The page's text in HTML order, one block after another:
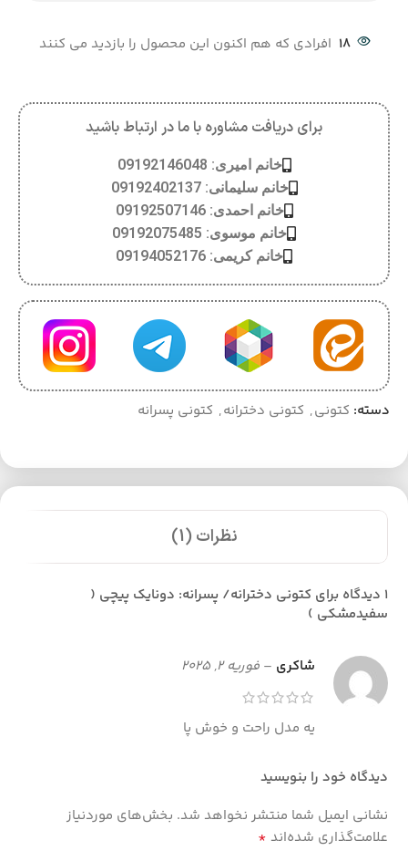
18 افرادی که هم اکنون این محصول را بازدید می کنند
برای دریافت مشاوره با ما در ارتباط باشید
خانم امیری: 09192146048
خانم سلیمانی: 09192402137
خانم احمدی: 09192507146
خانم موسوی: 09192075485
خانم کریمی: 09194052176
دسته: کتونی, کتونی دخترانه, کتونی پسرانه
نظرات (1)
1 دیدگاه برای
کتونی دخترانه/ پسرانه: دونایک پیچی (
سفیدمشکی )
شاکری – فوریه 2, 2025
یه مدل راحت و خوش پا
دیدگاه خود را بنویسید
نشانی ایمیل شما منتشر نخواهد شد. بخش‌های موردنیاز
علامت‌گذاری شده‌اند *